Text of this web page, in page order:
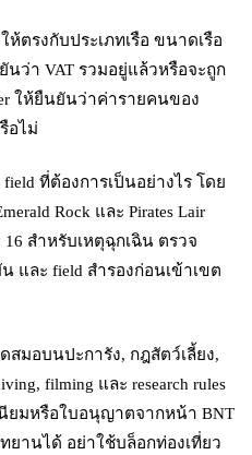
ให้ตรงกับประเภทเรือ ขนาดเรือ
ว่า VAT รวมอยู่แล้วหรือจะถูก
ให้ยืนยันว่าค่ารายคนของ
อไม่
ที่ต้องการเป็นอย่างไร โดย
Rock และ Pirates Lair
16 สำหรับเหตุฉุกเฉิน ตรวจ
และ field สำรองก่อนเข้าเขต
สมอบนปะการัง, กฎสัตว์เลี้ยง,
filming และ research rules
ยมหรือใบอนุญาตจากหน้า BNT
ยานได้ อย่าใช้บล็อกท่องเที่ยว